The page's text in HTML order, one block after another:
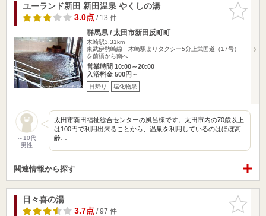
お気に入
りに追加
ユーランド新田 新田温泉 やくしの湯
3.0点/ 13 件
群馬県 / 太田市新田反町町
木崎駅3.31km
東武伊勢崎線 木崎駅よりタクシー5分上武国道（17号）
を前橋から南へ…
営業時間 10:00～20:00
入浴料金 500円～
日帰り 塩化物泉
～10代
男性
太田市新田福祉総合センターの風呂棟です。太田市内の70歳以上
は100円で利用出来ることから、温泉を利用しているのはほぼ高
齢…
関連情報から探す
お気に入
りに追加
日々喜の湯
3.7点/ 97 件